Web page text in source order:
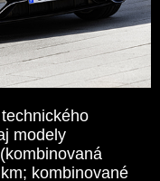
modely
kombinované